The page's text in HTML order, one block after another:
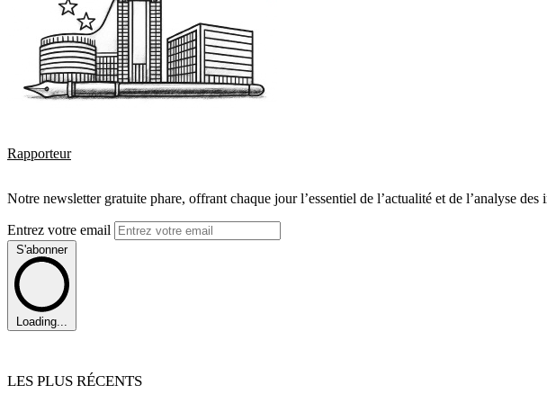
Rapporteur
Notre newsletter gratuite phare, offrant chaque jour l’essentiel de l’actualité et de l’analyse
Entrez votre email
S'abonner
Loading...
LES PLUS RÉCENTS